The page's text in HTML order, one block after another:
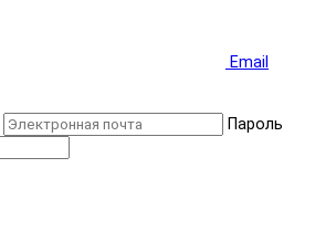
Email
Пароль